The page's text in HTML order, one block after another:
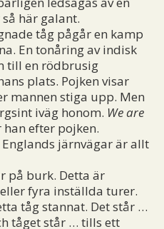
här galant.
tåg pågår en kamp
En tonåring av indisk
till en rödbrusig
plats. Pojken visar
mannen stiga upp. Men
iväg honom. We are
han efter pojken.
järnvägar är allt
på burk. Detta är
fyra inställda turer.
tåg stannat. Det står …
tåget står … tills ett